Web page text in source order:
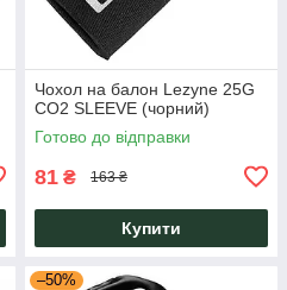
Чохол на балон Lezyne 25G
CO2 SLEEVE (чорний)
Готово до відправки
81 ₴ 163 ₴
Купити
–50%